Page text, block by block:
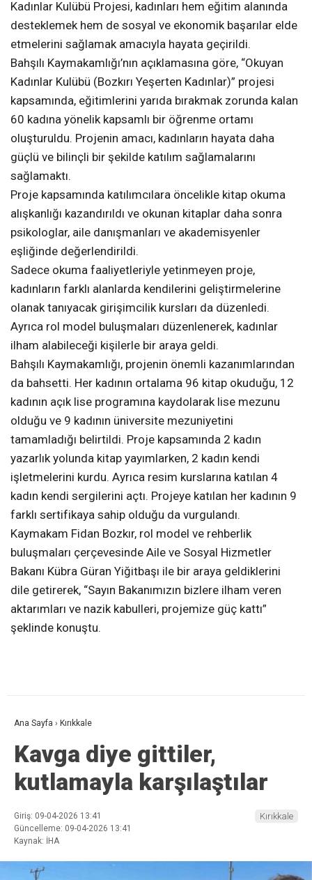
Kadınlar Kulübü Projesi, kadınları hem eğitim alanında
desteklemek hem de sosyal ve ekonomik başarılar elde
etmelerini sağlamak amacıyla hayata geçirildi.
Bahşılı Kaymakamlığı’nın açıklamasına göre, “Okuyan
Kadınlar Kulübü (Bozkırı Yeşerten Kadınlar)” projesi
kapsamında, eğitimlerini yarıda bırakmak zorunda kalan
60 kadına yönelik kapsamlı bir öğrenme ortamı
oluşturuldu. Projenin amacı, kadınların hayata daha
güçlü ve bilinçli bir şekilde katılım sağlamalarını
sağlamaktı.
Proje kapsamında katılımcılara öncelikle kitap okuma
alışkanlığı kazandırıldı ve okunan kitaplar daha sonra
psikologlar, aile danışmanları ve akademisyenler
eşliğinde değerlendirildi.
Sadece okuma faaliyetleriyle yetinmeyen proje,
kadınların farklı alanlarda kendilerini geliştirmelerine
olanak tanıyacak girişimcilik kursları da düzenledi.
Ayrıca rol model buluşmaları düzenlenerek, kadınlar
ilham alabileceği kişilerle bir araya geldi.
Bahşılı Kaymakamlığı, projenin önemli kazanımlarından
da bahsetti. Her kadının ortalama 96 kitap okuduğu, 12
kadının açık lise programına kaydolarak lise mezunu
olduğu ve 9 kadının üniversite mezuniyetini
tamamladığı belirtildi. Proje kapsamında 2 kadın
yazarlık yolunda kitap yayımlarken, 2 kadın kendi
işletmelerini kurdu. Ayrıca resim kurslarına katılan 4
kadın kendi sergilerini açtı. Projeye katılan her kadının 9
farklı sertifikaya sahip olduğu da vurgulandı.
Kaymakam Fidan Bozkır, rol model ve rehberlik
buluşmaları çerçevesinde Aile ve Sosyal Hizmetler
Bakanı Kübra Güran Yiğitbaşı ile bir araya geldiklerini
dile getirerek, “Sayın Bakanımızın bizlere ilham veren
aktarımları ve nazik kabulleri, projemize güç kattı”
şeklinde konuştu.
Ana Sayfa › Kırıkkale
Kavga diye gittiler,
kutlamayla karşılaştılar
Giriş: 09-04-2026 13:41
Güncelleme: 09-04-2026 13:41
Kaynak: İHA
Kırıkkale